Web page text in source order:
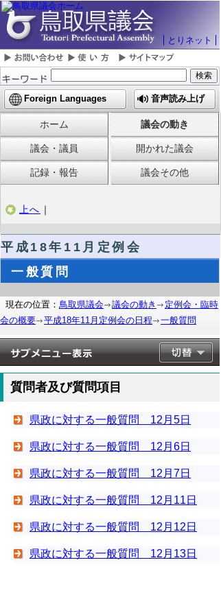
とりネット
Foreign Languages 音声読み上げ
ホーム 議会の動き
議会・議員 開かれた議会
記録・報告 議会その他
上へ ｜
平成18年11月定例会
一般質問
現在の位置： 鳥取県議会 議会の動き
定例会・臨時
会の概要
平成18年11月定例会の日程 一般質問
質問者及び質問項目
県政に対する一般質問 12月5日
県政に対する一般質問 12月6日
県政に対する一般質問 12月7日
県政に対する一般質問 12月11日
県政に対する一般質問 12月12日
県政に対する一般質問 12月13日